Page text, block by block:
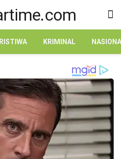
KRIMINAL